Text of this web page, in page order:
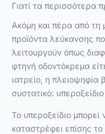
Γιατί τα περισσότερα
Ακόμη και πέρα από τη
προϊόντα λεύκανσης
λειτουργούν όπως
φτηνή οδοντόκρεμα
ιατρείο, η πλειοψηφία
συστατικό:
Το υπεροξείδιο
καταστρέφει επίσης